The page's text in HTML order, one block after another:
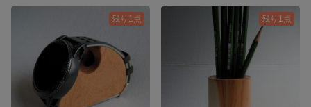
残り1点 残り1点